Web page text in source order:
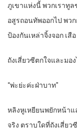
ภูเขาแห่งนี้ พวกเราทู
อสูรถอนทัพออกไป พว
ป้องกันเหล่าจิ้งจอก เสื
ถังเสี่ยวซีตกใจและมอ
“พ่ะย่ะค่ะฝ่าบาท”
หลิงหูเหยียนพยักหน้าแ
จริง ตราบใดที่ถังเสี่ย